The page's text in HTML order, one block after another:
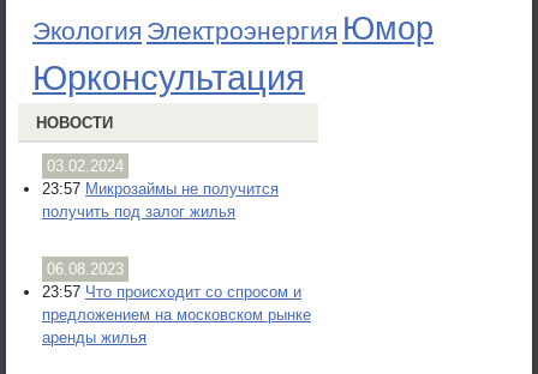
Экология Электроэнергия Юмор
Юрконсультация
НОВОСТИ
03.02.2024
23:57 Микрозаймы не получится
получить под залог жилья
06.08.2023
23:57 Что происходит со спросом и
предложением на московском рынке
аренды жилья